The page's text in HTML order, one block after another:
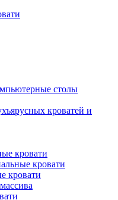
столы
кроватей и
кровати
кровати
кровати